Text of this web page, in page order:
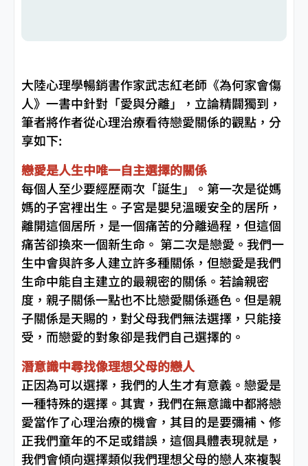
大陸心理學暢銷書作家武志紅老師《為何家會傷
人》一書中針對「愛與分離」，立論精闢獨到，
筆者將作者從心理治療看待戀愛關係的觀點，分
享如下:
戀愛是人生中唯一自主選擇的關係
每個人至少要經歷兩次「誕生」。第一次是從媽
媽的子宮裡出生。子宮是嬰兒溫暖安全的居所，
離開這個居所，是一個痛苦的分離過程，但這個
痛苦卻換來一個新生命。 第二次是戀愛。我們一
生中會與許多人建立許多種關係，但戀愛是我們
生命中能自主建立的最親密的關係。若論親密
度，親子關係一點也不比戀愛關係遜色。但是親
子關係是天賜的，對父母我們無法選擇，只能接
受，而戀愛的對象卻是我們自己選擇的。
潛意識中尋找像理想父母的戀人
正因為可以選擇，我們的人生才有意義。戀愛是
一種特殊的選擇。其實，我們在無意識中都將戀
愛當作了心理治療的機會，其目的是要彌補、修
正我們童年的不足或錯誤，這個具體表現就是，
我們會傾向選擇類似我們理想父母的戀人來複製